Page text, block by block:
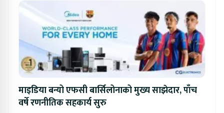
माइडिया बन्यो एफसी बार्सिलोनाको मुख्य साझेदार, पाँच
वर्षे रणनीतिक सहकार्य सुरु